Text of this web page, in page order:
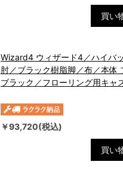
買い
Wizard4 ウィザード4／ハイバ
肘／ブラック樹脂脚／布／本体
ブラック／フローリング用キャ
￥93,720(税込)
買い